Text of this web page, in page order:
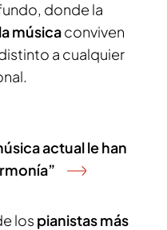
donde la
músicaconviven
a cualquier
actual le han
los pianistas más